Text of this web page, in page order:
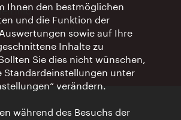
rund um die Uhr
Ihnen den bestmöglichen
und die Funktion der
sowie auf Ihre
Inhalte zu
Sie dies nicht wünschen,
Standardeinstellungen unter
verändern.
während des Besuchs der